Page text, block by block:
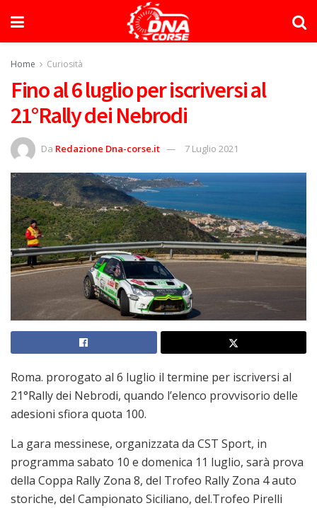
Home Curiosità
Fino al 6 luglio per iscriversi al
21°Rally dei Nebrodi
Da Redazione Dna-corse.it 7 Luglio 2021
Roma. prorogato al 6 luglio il termine per iscriversi al
21°Rally dei Nebrodi, quando l’elenco provvisorio delle
adesioni sfiora quota 100.
La gara messinese, organizzata da CST Sport, in
programma sabato 10 e domenica 11 luglio, sarà prova
della Coppa Rally Zona 8, del Trofeo Rally Zona 4 auto
storiche, del Campionato Siciliano, del.Trofeo Pirelli